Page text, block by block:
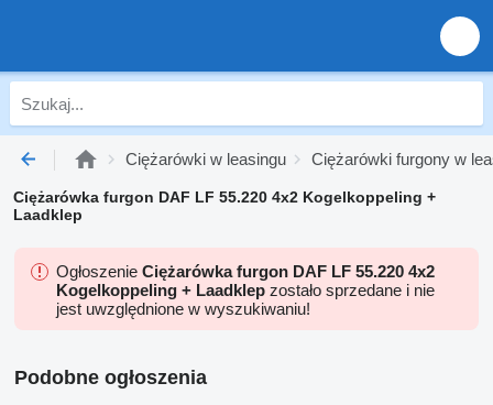
Ciężarówki w leasingu Ciężarówki furgony w
Ciężarówka furgon DAF LF 55.220 4x2 Kogelkoppeling +
Laadklep
Ogłoszenie Ciężarówka furgon DAF LF 55.220 4x2
Kogelkoppeling + Laadklep zostało sprzedane i nie
jest uwzględnione w wyszukiwaniu!
Podobne ogłoszenia